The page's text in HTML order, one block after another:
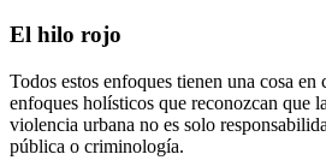
El hilo rojo
Todos estos enfoques tienen una cosa en
enfoques holísticos que reconozcan que
violencia urbana no es solo
pública o criminología.